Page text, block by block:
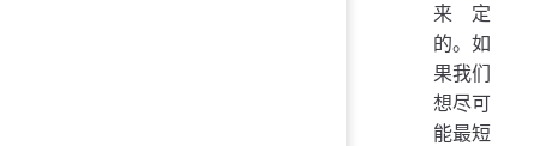
来定
的。如
果我们
想尽可
能最短